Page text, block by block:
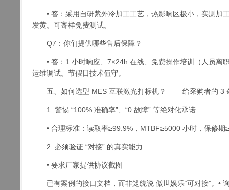
• 答：采用自研紫外冷加工工艺，热影响区极小，实测加
发黄。可寄样免费测试。
Q7：你们提供哪些售后保障？
• 答：1 小时响应、7×24h 在线、免费操作培训（人员离
运维调试。节假日技术值守。
五、如何选型 MES 互联激光打标机？—— 给采购者的 3
1. 警惕 “100% 准确率”、“0 故障” 等绝对化承诺
• 合理标准：读取率≥99.9%，MTBF≥5000 小时，保修期
2. 必须验证 “对接” 的真实能力
• 要求厂家提供协议截图
已有案例的接口文档，而非笼统说 傲世娱乐“可对接”。•